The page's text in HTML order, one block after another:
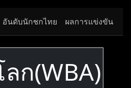
อันดับนักชกไทย ผลการแข่งขัน
ก(WBA)